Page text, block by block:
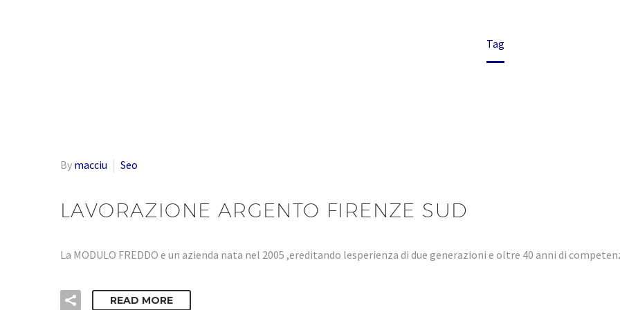
Tag
By macciu Seo
LAVORAZIONE ARGENTO FIRENZE SUD
La MODULO FREDDO e un azienda nata nel 2005 ,ereditando lesperienza di due generazioni e oltre 40 anni di
READ MORE